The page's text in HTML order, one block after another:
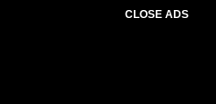
CLOSE ADS